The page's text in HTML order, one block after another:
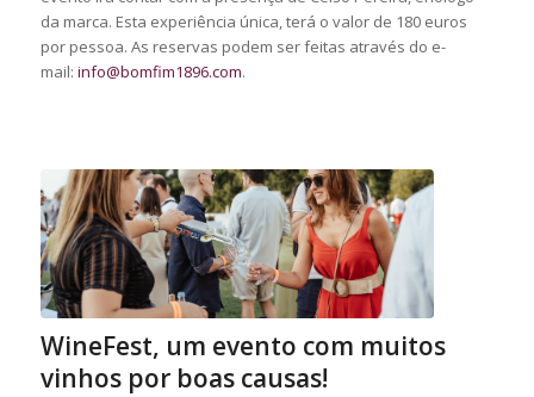
da marca. Esta experiência única, terá o valor de 180 euros
por pessoa. As reservas podem ser feitas através do e-
mail: info@bomfim1896.com.
WineFest, um evento com muitos
vinhos por boas causas!